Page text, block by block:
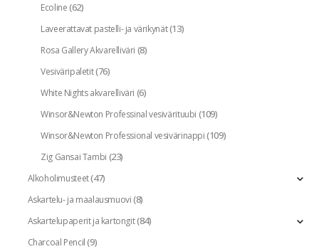
Ecoline(62)
Laveerattavat pastelli- ja värikynät(13)
Rosa Gallery Akvarelliväri (8)
Vesiväripaletit(76)
White Nights akvarelliväri (6)
Winsor&Newton Professinal vesivärituubi (109)
Winsor&Newton Professional vesivärinappi(109)
Zig Gansai Tambi (23)
Alkoholimusteet(47)
Askartelu- ja maalausmuovi(8)
Askartelupaperit ja kartongit(84)
Charcoal Pencil(9)